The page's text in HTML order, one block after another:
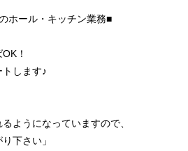
ホール・キッチン業務■
！
します♪
ようになっていますので、
下さい」